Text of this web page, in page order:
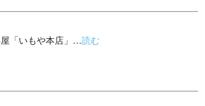
「いもや本店」…読む